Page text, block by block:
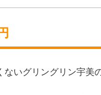
ないグリングリン宇美